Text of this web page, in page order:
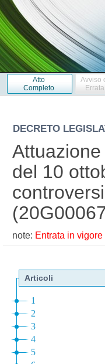
Atto
Completo
Avviso
DECRETO
del 10
note: Entrata in